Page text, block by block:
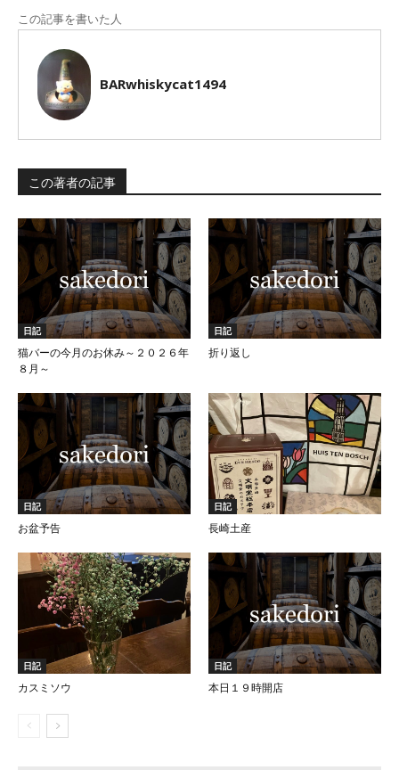
この記事を書いた人
BARwhiskycat1494
この著者の記事
日記
猫バーの今月のお休み～２０２６年
８月～
日記
折り返し
日記
お盆予告
日記
長崎土産
日記
カスミソウ
日記
本日１９時開店